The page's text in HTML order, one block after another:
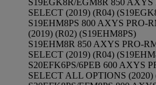
SELECT (2019) (R04)
S19EHM8PS 800 AXYS PRO-
(2019) (R02) (S19EHM8PS)
S19EHM8R 850 AXYS PRO-
SELECT (2019) (R04)
S20EFK6PS/6PEB 600 AXYS
SELECT ALL OPTIONS (2020)